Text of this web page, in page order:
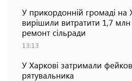
У прикордонній громаді на
вирішили витратити 1,7
ремонт сільради
13:13
У Харкові затримали
рятувальника